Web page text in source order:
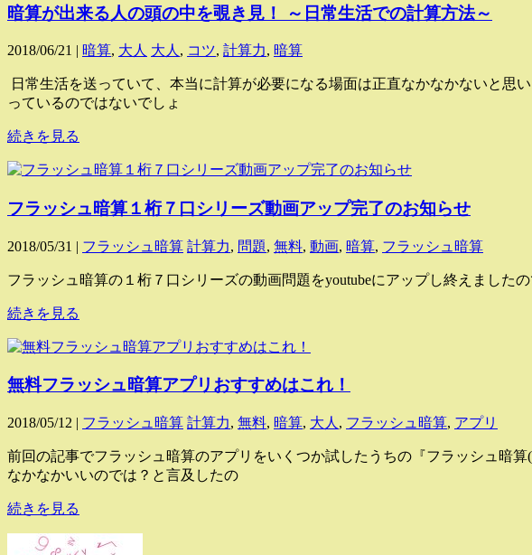
暗算が出来る人の頭の中を覗き見！ ～日常生活での計算方法～
2018/06/21 | 暗算, 大人 大人 , コツ, 計算力, 暗算
日常生活を送っていて、本当に計算が必要になる場面は正直なかなかないと思
っているのではないでしょ
続きを見る
フラッシュ暗算１桁７口シリーズ動画アップ完了のお知らせ
2018/05/31 | フラッシュ暗算 計算力, 問題, 無料, 動画, 暗算, フラッシュ暗算
フラッシュ暗算の１桁７口シリーズの動画問題をyoutubeにアップし終えました
続きを見る
無料フラッシュ暗算アプリおすすめはこれ！
2018/05/12 | フラッシュ暗算 計算力, 無料, 暗算, 大人 , フラッシュ暗算, アプリ
前回の記事でフラッシュ暗算のアプリをいくつか試したうちの『フラッシュ暗
なかなかいいのでは？と言及したの
続きを見る